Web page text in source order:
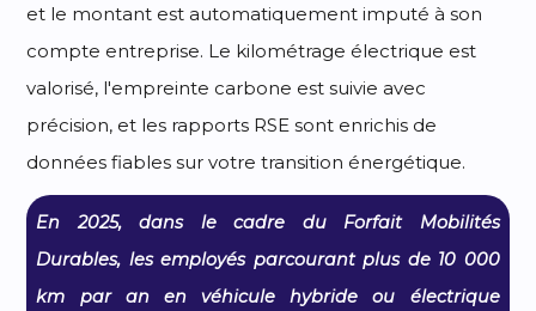
et le montant est automatiquement imputé à son
compte entreprise. Le kilométrage électrique est
valorisé, l'empreinte carbone est suivie avec
précision, et les rapports RSE sont enrichis de
données fiables sur votre transition énergétique.
En 2025, dans le cadre du Forfait Mobilités
Durables, les employés parcourant plus de 10 000
km par an en véhicule hybride ou électrique